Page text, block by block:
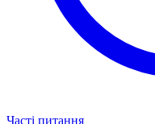
Часті питання